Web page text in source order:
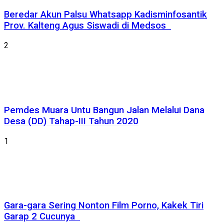
Beredar Akun Palsu Whatsapp Kadisminfosantik
Prov. Kalteng Agus Siswadi di Medsos
2
Pemdes Muara Untu Bangun Jalan Melalui Dana
Desa (DD) Tahap-III Tahun 2020
1
Gara-gara Sering Nonton Film Porno, Kakek Tiri
Garap 2 Cucunya